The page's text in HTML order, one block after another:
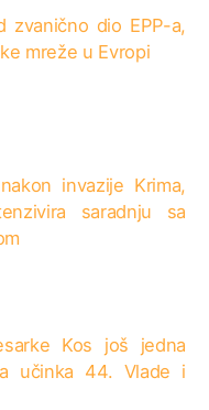
zvanično dio EPP-a,
mreže u Evropi
invazije Krima,
saradnju sa
Kos još jedna
učinka 44. Vlade i